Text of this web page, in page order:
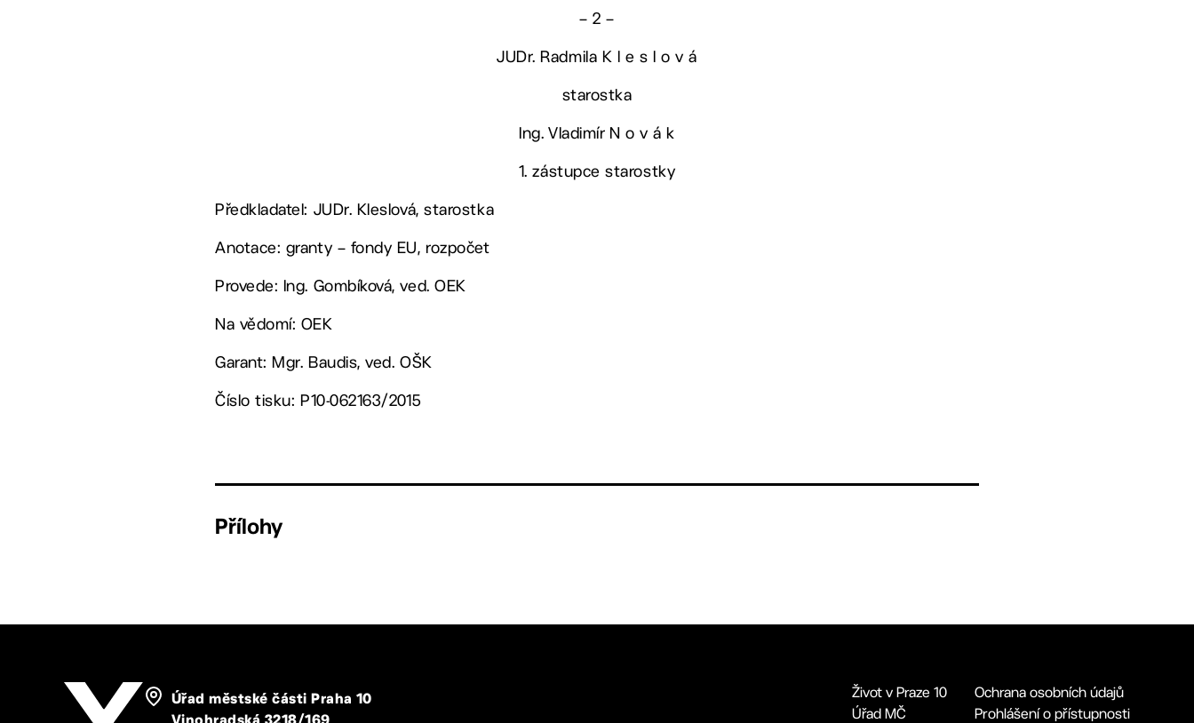
– 2 –
JUDr. Radmila K l e s l o v á
starostka
Ing. Vladimír N o v á k
1. zástupce starostky
Předkladatel: JUDr. Kleslová, starostka
Anotace: granty – fondy EU, rozpočet
Provede: Ing. Gombíková, ved. OEK
Na vědomí: OEK
Garant: Mgr. Baudis, ved. OŠK
Číslo tisku: P10-062163/2015
Přílohy
Úřad městské části Praha 10
Život v Praze 10
Úřad MČ
Ochrana osobních údajů
Prohlášení o přístupnosti